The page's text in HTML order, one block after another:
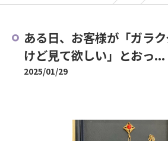
ある日、お客様が「ガラ
けど見て欲しい」とおっ...
2025/01/29